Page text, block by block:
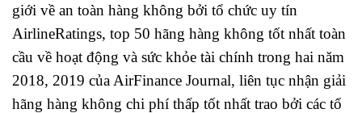
giới về an toàn hàng không bởi tổ chức uy tín
AirlineRatings, top 50 hãng hàng không tốt nhất toàn
cầu về hoạt động và sức khỏe tài chính trong hai năm
2018, 2019 của AirFinance Journal, liên tục nhận giải
hãng hàng không chi phí thấp tốt nhất trao bởi các tổ